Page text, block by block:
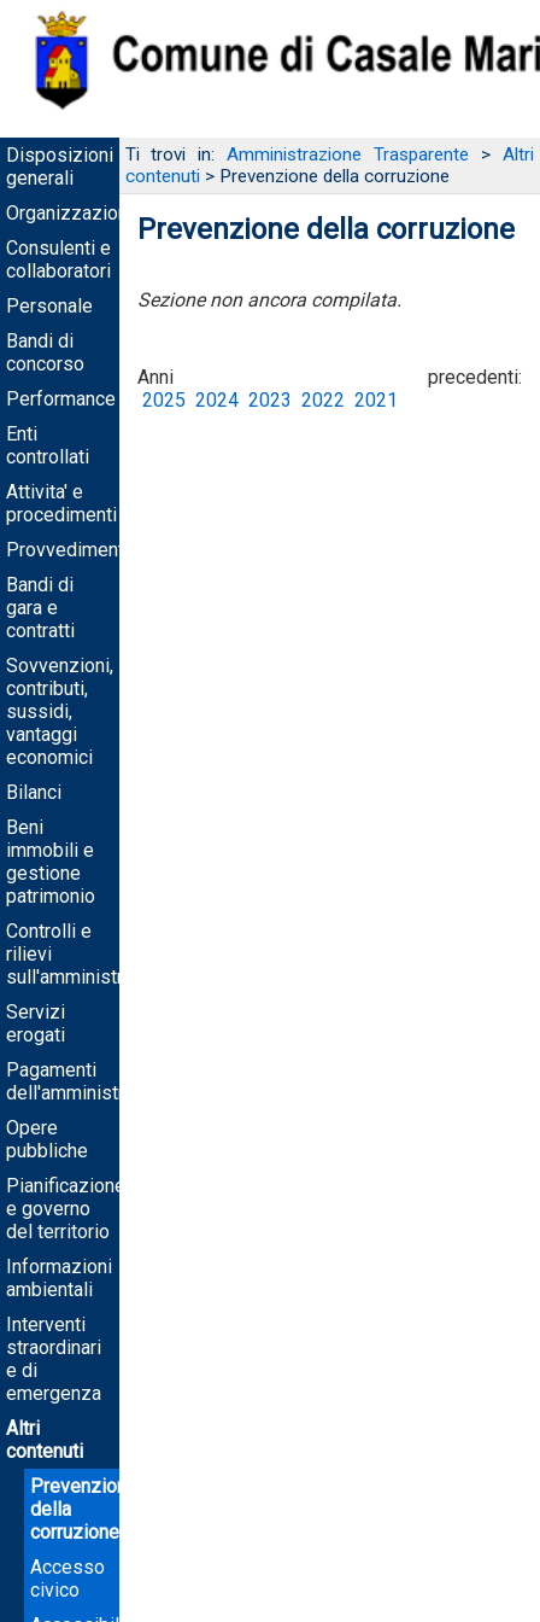
Disposizioni
generali
Organizzazione
Consulenti e
collaboratori
Personale
Bandi di
concorso
Performance
Enti
controllati
Attivita' e
procedimenti
Provvedimenti
Bandi di
gara e
contratti
Sovvenzioni,
contributi,
sussidi,
vantaggi
economici
Bilanci
Beni
immobili e
gestione
patrimonio
Controlli e
rilievi
sull'amministrazione
Servizi
erogati
Pagamenti
dell'amministrazione
Opere
pubbliche
Pianificazione
e governo
del territorio
Informazioni
ambientali
Interventi
straordinari
e di
emergenza
Altri
contenuti
Prevenzione
della
corruzione
Accesso
civico
Ti trovi in:Amministrazione Trasparente > Altri
contenuti > Prevenzione della corruzione
Prevenzione della corruzione
Sezione non ancora compilata.
Anni precedenti:
2025 2024 2023 2022 2021